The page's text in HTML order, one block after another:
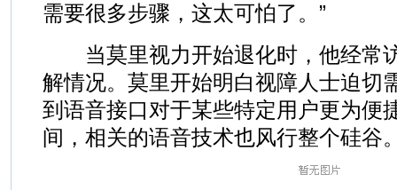
需要很多步骤，这太可怕了。”
当莫里视力开始退化时，他经常
解情况。莫里开始明白视障人士迫切
到语音接口对于某些特定用户更为便
间，相关的语音技术也风行整个硅谷